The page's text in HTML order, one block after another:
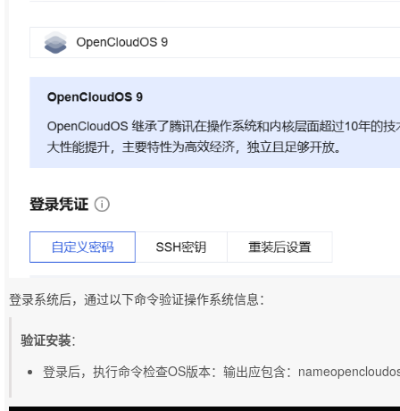
登录系统后，通过以下命令验证操作系统信息：
验证安装：
登录后，执行命令检查OS版本：输出应包含：